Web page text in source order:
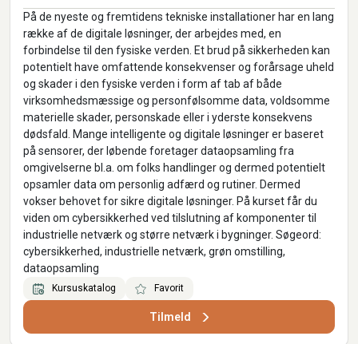
På de nyeste og fremtidens tekniske installationer har en lang
række af de digitale løsninger, der arbejdes med, en
forbindelse til den fysiske verden. Et brud på sikkerheden kan
potentielt have omfattende konsekvenser og forårsage uheld
og skader i den fysiske verden i form af tab af både
virksomhedsmæssige og personfølsomme data, voldsomme
materielle skader, personskade eller i yderste konsekvens
dødsfald. Mange intelligente og digitale løsninger er baseret
på sensorer, der løbende foretager dataopsamling fra
omgivelserne bl.a. om folks handlinger og dermed potentielt
opsamler data om personlig adfærd og rutiner. Dermed
vokser behovet for sikre digitale løsninger. På kurset får du
viden om cybersikkerhed ved tilslutning af komponenter til
industrielle netværk og større netværk i bygninger. Søgeord:
cybersikkerhed, industrielle netværk, grøn omstilling,
dataopsamling
Kursuskatalog Favorit
Tilmeld